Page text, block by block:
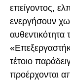
επείγοντος,
ενεργήσουν
τέτοιο
προέρχονται